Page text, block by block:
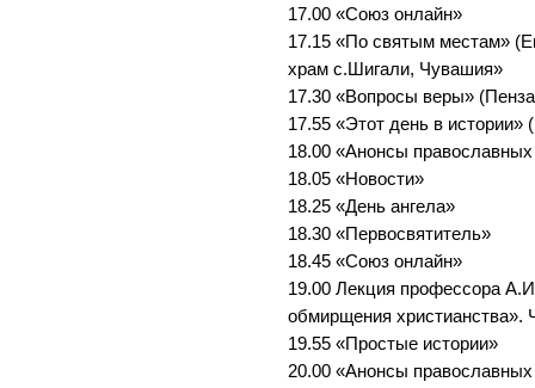
17.00 «Союз онлайн»
17.15 «По святым местам»
храм с.Шигали, Чувашия»
17.30 «Вопросы веры»
17.55 «Этот день в истории»
18.00 «Анонсы
18.05 «Новости»
18.25 «День ангела»
18.30 «Первосвятитель»
18.45 «Союз онлайн»
19.00 Лекция профессора
обмирщения христианства».
19.55 «Простые истории»
20.00 «Анонсы